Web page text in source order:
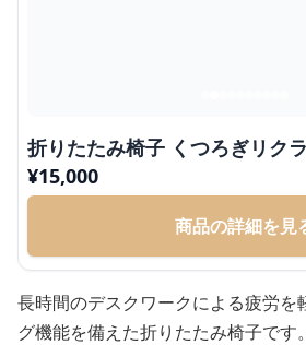
折りたたみ椅子 くつろぎリク
¥15,000
商品の詳細を見
長時間のデスクワークによる疲労を
グ機能を備えた折りたたみ椅子です。